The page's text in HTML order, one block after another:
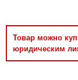
Товар можно
юридическим